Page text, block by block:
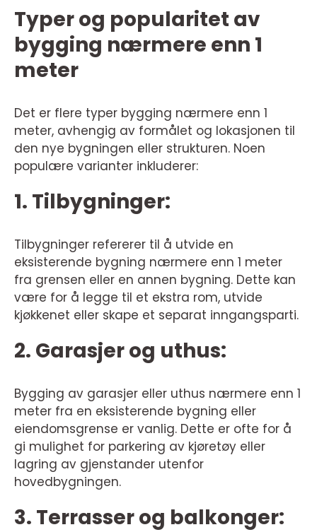
Typer og popularitet av
bygging nærmere enn 1
meter
Det er flere typer bygging nærmere enn 1
meter, avhengig av formålet og lokasjonen til
den nye bygningen eller strukturen. Noen
populære varianter inkluderer:
1. Tilbygninger:
Tilbygninger refererer til å utvide en
eksisterende bygning nærmere enn 1 meter
fra grensen eller en annen bygning. Dette kan
være for å legge til et ekstra rom, utvide
kjøkkenet eller skape et separat inngangsparti.
2. Garasjer og uthus:
Bygging av garasjer eller uthus nærmere enn 1
meter fra en eksisterende bygning eller
eiendomsgrense er vanlig. Dette er ofte for å
gi mulighet for parkering av kjøretøy eller
lagring av gjenstander utenfor
hovedbygningen.
3. Terrasser og balkonger: